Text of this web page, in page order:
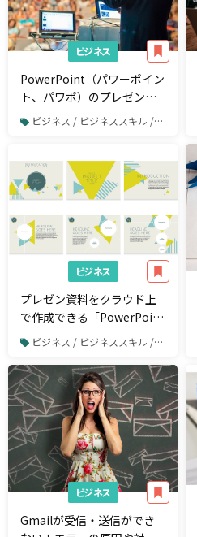
ビジネス
PowerPoint（パワーポイン
ト、パワポ）のプレゼン資
料作成のコツが学べる｜わ
かりやすくて見やすいスラ
ビジネス / ビジネススキル / PowerPoint
ビジネス
プレゼン資料をクラウド上
で作成できる「PowerPoint
Online」を使いこなそう
ビジネス / ビジネススキル / PowerPoint
ビジネス
Gmailが受信・送信ができ